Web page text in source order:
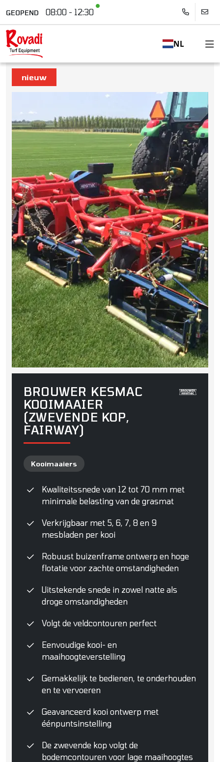
GEOPEND 08:00 - 12:30
NL
nieuw
BROUWER KESMAC
KOOIMAAIER
(ZWEVENDE KOP,
FAIRWAY)
Kooimaaiers
Kwaliteitssnede van 12 tot 70 mm met
minimale belasting van de grasmat
Verkrijgbaar met 5, 6, 7, 8 en 9
mesbladen per kooi
Robuust buizenframe ontwerp en hoge
flotatie voor zachte omstandigheden
Uitstekende snede in zowel natte als
droge omstandigheden
Volgt de veldcontouren perfect
Eenvoudige kooi- en
maaihoogteverstelling
Gemakkelijk te bedienen, te onderhouden
en te vervoeren
Geavanceerd kooi ontwerp met
éénpuntsinstelling
De zwevende kop volgt de
bodemcontouren voor lage maaihoogtes